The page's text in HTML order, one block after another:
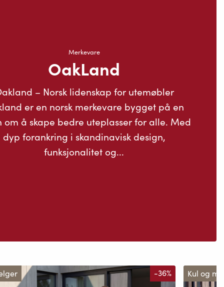
Merkevare
OakLand
– Norsk lidenskap for utemøbler
er en norsk merkevare bygget på en
om å skape bedre uteplasser for alle. Med
dyp forankring i skandinavisk design,
funksjonalitet og...
-36% Kul og